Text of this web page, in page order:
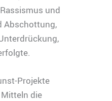
und
Abschottung,
Projekte
die